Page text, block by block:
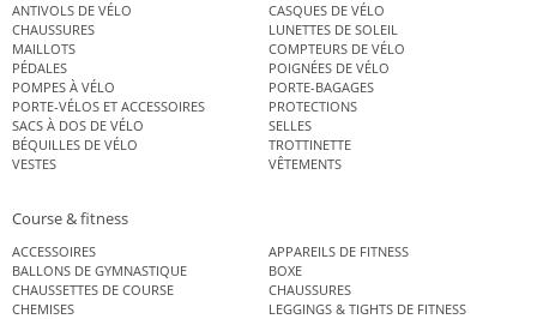
ANTIVOLS DE VÉLO
CASQUES DE VÉLO
CHAUSSURES
LUNETTES DE SOLEIL
MAILLOTS
COMPTEURS DE VÉLO
PÉDALES
POIGNÉES DE VÉLO
POMPES À VÉLO
PORTE-BAGAGES
PORTE-VÉLOS ET ACCESSOIRES
PROTECTIONS
SACS À DOS DE VÉLO
SELLES
BÉQUILLES DE VÉLO
TROTTINETTE
VESTES
VÊTEMENTS
Course & fitness
ACCESSOIRES
APPAREILS DE FITNESS
BALLONS DE GYMNASTIQUE
BOXE
CHAUSSETTES DE COURSE
CHAUSSURES
CHEMISES
LEGGINGS & TIGHTS DE FITNESS